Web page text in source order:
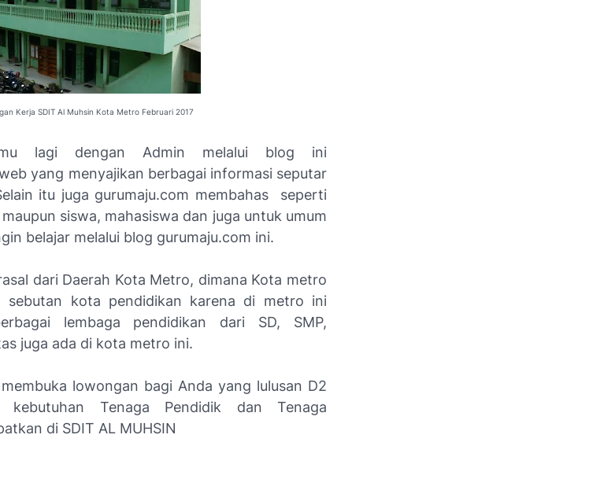
Kerja SDIT Al Muhsin Kota Metro Februari 2017
lagi dengan Admin melalui blog ini
yang menyajikan berbagai informasi seputar
itu juga gurumaju.com membahas seperti
siswa, mahasiswa dan juga untuk umum
belajar melalui blog gurumaju.com ini.
dari Daerah Kota Metro, dimana Kota metro
sebutan kota pendidikan karena di metro ini
lembaga pendidikan dari SD, SMP,
juga ada di kota metro ini.
lowongan bagi Anda yang lulusan D2
Tenaga Pendidik dan Tenaga
di SDIT AL MUHSIN